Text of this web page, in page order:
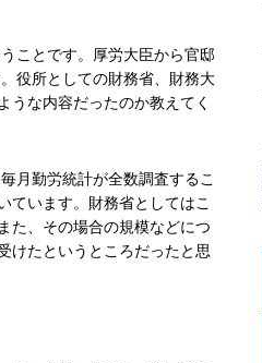
ことです。厚労大臣から官邸
役所としての財務省、財務大
うな内容だったのか教えてく
月勤労統計が全数調査するこ
ています。財務省としてはこ
た、その場合の規模などにつ
けたというところだったと思